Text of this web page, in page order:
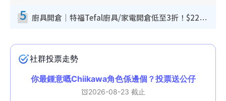
5 廚具開倉｜特福Tefal廚具/家電開倉低至3折！$220起買平底鍋/炒鑊/湯煲！電飯煲/吸塵機/燙斗$418起